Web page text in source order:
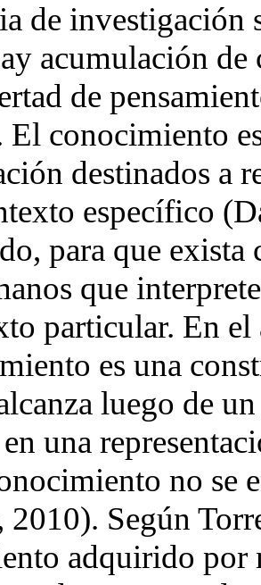
de investigación
acumulación
de
El conocimiento
destinados a
específico
para que
que
particular. En
es una
luego de
una
no se
Según
adquirido por